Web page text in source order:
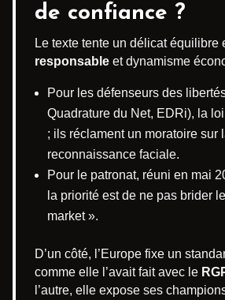
de confiance ?
Le texte tente un délicat équilibre
responsable et dynamisme
Pour les défenseurs des
Quadrature du Net, EDRi), la
; ils réclament un moratoire sur
reconnaissance faciale.
Pour le patronat, réuni en mai
la priorité est de ne pas brider
market ».
D’un côté, l’Europe fixe un
comme elle l’avait fait avec le
l’autre, elle expose ses